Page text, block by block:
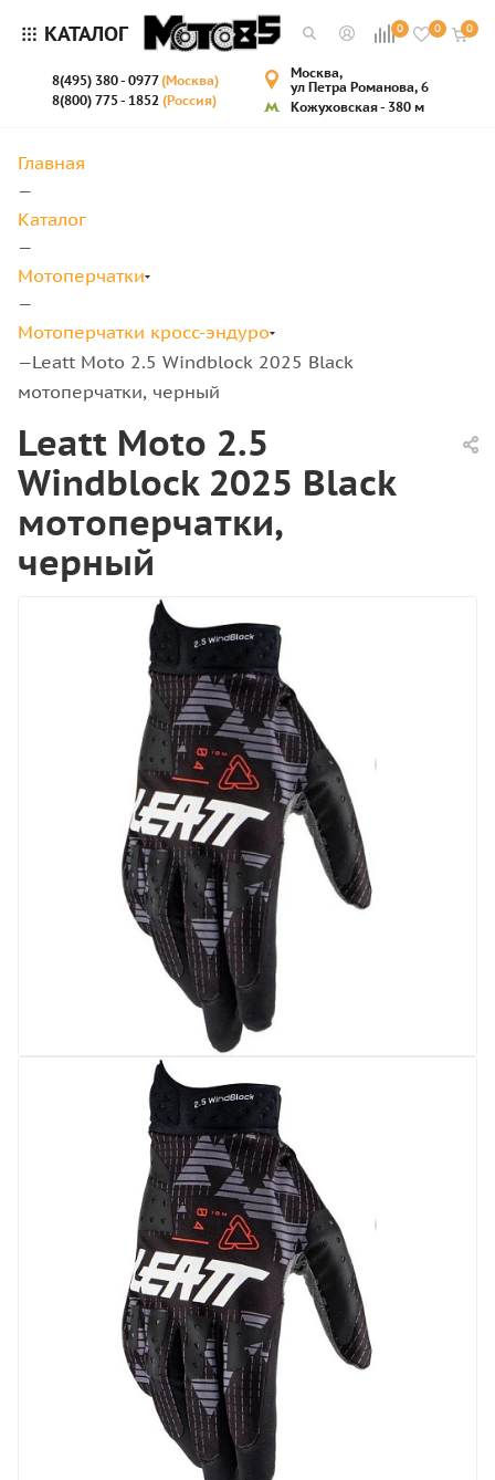
КАТАЛОГ 0 0 0
8(495) 380 - 0977(Москва)
8(800) 775 - 1852 (Россия)
Москва,
ул Петра Романова, 6
Кожуховская - 380 м
Главная
—
Каталог
—
Мотоперчатки
—
Мотоперчатки кросс-эндуро
—Leatt Moto 2.5 Windblock 2025 Black
мотоперчатки, черный
Leatt Moto 2.5
Windblock 2025 Black
мотоперчатки,
черный